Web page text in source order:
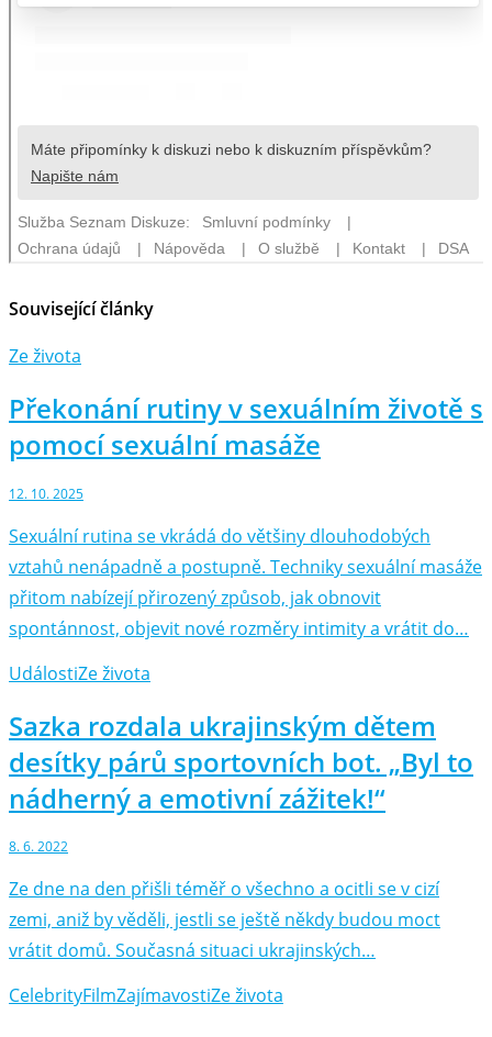
Související články
Ze života
Překonání rutiny v sexuálním životě s
pomocí sexuální masáže
12. 10. 2025
Sexuální rutina se vkrádá do většiny dlouhodobých
vztahů nenápadně a postupně. Techniky sexuální masáže
přitom nabízejí přirozený způsob, jak obnovit
spontánnost, objevit nové rozměry intimity a vrátit do…
UdálostiZe života
Sazka rozdala ukrajinským dětem
desítky párů sportovních bot. „Byl to
nádherný a emotivní zážitek!“
8. 6. 2022
Ze dne na den přišli téměř o všechno a ocitli se v cizí
zemi, aniž by věděli, jestli se ještě někdy budou moct
vrátit domů. Současná situaci ukrajinských…
CelebrityFilmZajímavostiZe života